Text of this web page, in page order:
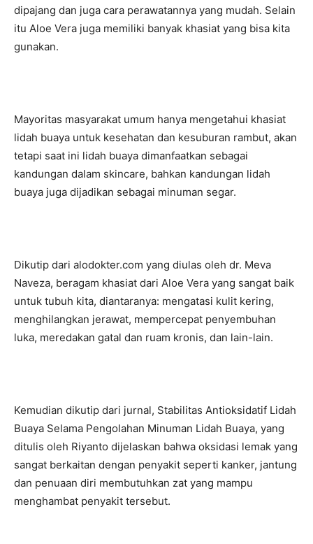
dipajang dan juga cara perawatannya yang mudah. Selain
itu Aloe Vera juga memiliki banyak khasiat yang bisa kita
gunakan.
Mayoritas masyarakat umum hanya mengetahui khasiat
lidah buaya untuk kesehatan dan kesuburan rambut, akan
tetapi saat ini lidah buaya dimanfaatkan sebagai
kandungan dalam skincare, bahkan kandungan lidah
buaya juga dijadikan sebagai minuman segar.
Dikutip dari alodokter.com yang diulas oleh dr. Meva
Naveza, beragam khasiat dari Aloe Vera yang sangat baik
untuk tubuh kita, diantaranya: mengatasi kulit kering,
menghilangkan jerawat, mempercepat penyembuhan
luka, meredakan gatal dan ruam kronis, dan lain-lain.
Kemudian dikutip dari jurnal, Stabilitas Antioksidatif Lidah
Buaya Selama Pengolahan Minuman Lidah Buaya, yang
ditulis oleh Riyanto dijelaskan bahwa oksidasi lemak yang
sangat berkaitan dengan penyakit seperti kanker, jantung
dan penuaan diri membutuhkan zat yang mampu
menghambat penyakit tersebut.